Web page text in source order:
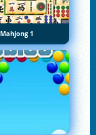
Mahjong 1